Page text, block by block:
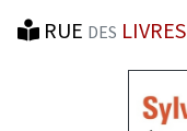
RUE DES LIVRES